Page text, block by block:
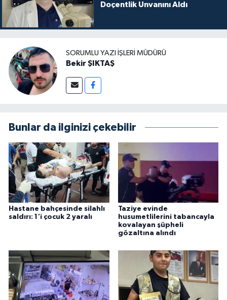
Doçentlik Unvanını Aldı
SORUMLU YAZI İŞLERI MÜDÜRÜ
Bekir ŞIKTAŞ
Bunlar da ilginizi çekebilir
Hastane bahçesinde silahlı
saldırı: 1'i çocuk 2 yaralı
Taziye evinde
husumetlilerini tabancayla
kovalayan şüpheli
gözaltına alındı